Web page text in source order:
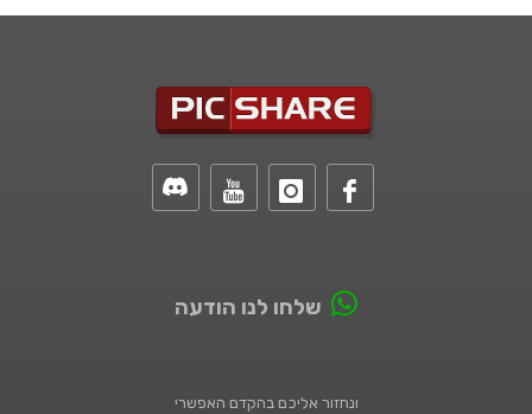
שלחו לנו הודעה
ונחזור אליכם בהקדם האפשרי